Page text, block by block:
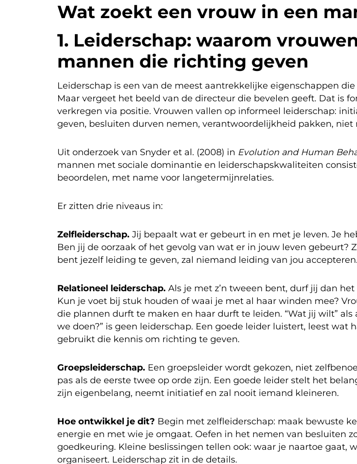
Wat zoekt een vrouw in een
1. Leiderschap: waarom
mannen die richting geven
Leiderschap is een van de meest aantrekkelijke eigenschappen
Maar vergeet het beeld van de directeur die bevelen geeft. Dat is
verkregen via positie. Vrouwen vallen op informeel leiderschap:
geven, besluiten durven nemen, verantwoordelijkheid pakken, niet
Uit onderzoek van Snyder et al. (2008) in Evolution and Human
mannen met sociale dominantie en leiderschapskwaliteiten
beoordelen, met name voor langetermijnrelaties.
Er zitten drie niveaus in:
Zelfleiderschap. Jij bepaalt wat er gebeurt in en met je leven. Je
Ben jij de oorzaak of het gevolg van wat er in jouw leven gebeurt?
bent jezelf leiding te geven, zal niemand leiding van jou accepteren.
Relationeel leiderschap. Als je met z’n tweeen bent, durf jij dan
Kun je voet bij stuk houden of waai je met al haar winden mee?
die plannen durft te maken en haar durft te leiden. “Wat jij wilt” als
we doen?” is geen leiderschap. Een goede leider luistert, leest wat
gebruikt die kennis om richting te geven.
Groepsleiderschap. Een groepsleider wordt gekozen, niet
pas als de eerste twee op orde zijn. Een goede leider stelt het
zijn eigenbelang, neemt initiatief en zal nooit iemand kleineren.
Hoe ontwikkel je dit? Begin met zelfleiderschap: maak bewuste
energie en met wie je omgaat. Oefen in het nemen van besluiten
goedkeuring. Kleine beslissingen tellen ook: waar je naartoe gaat,
organiseert. Leiderschap zit in de details.